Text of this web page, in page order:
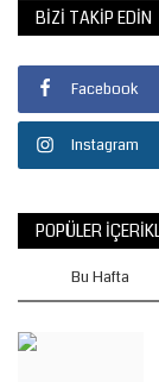
BIZI TAKIP EDIN
Facebook
Instagram
POPÜLER
Bu Hafta